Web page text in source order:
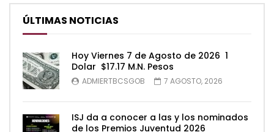
ÚLTIMAS NOTICIAS
Hoy Viernes 7 de Agosto de 2026 1
Dolar $17.17 M.N. Pesos
ADMIERTBCSGOB 7 AGOSTO, 2026
ISJ da a conocer a las y los nominados
de los Premios Juventud 2026